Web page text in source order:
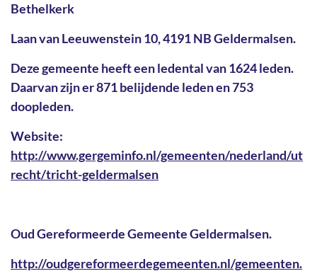
Bethelkerk
Laan van Leeuwenstein 10, 4191 NB Geldermalsen.
Deze gemeente heeft een ledental van 1624 leden.
Daarvan zijn er 871 belijdende leden en 753
doopleden.
Website:
http://www.gergeminfo.nl/gemeenten/nederland/ut
recht/tricht-geldermalsen
Oud Gereformeerde Gemeente Geldermalsen.
http://oudgereformeerdegemeenten.nl/gemeenten.